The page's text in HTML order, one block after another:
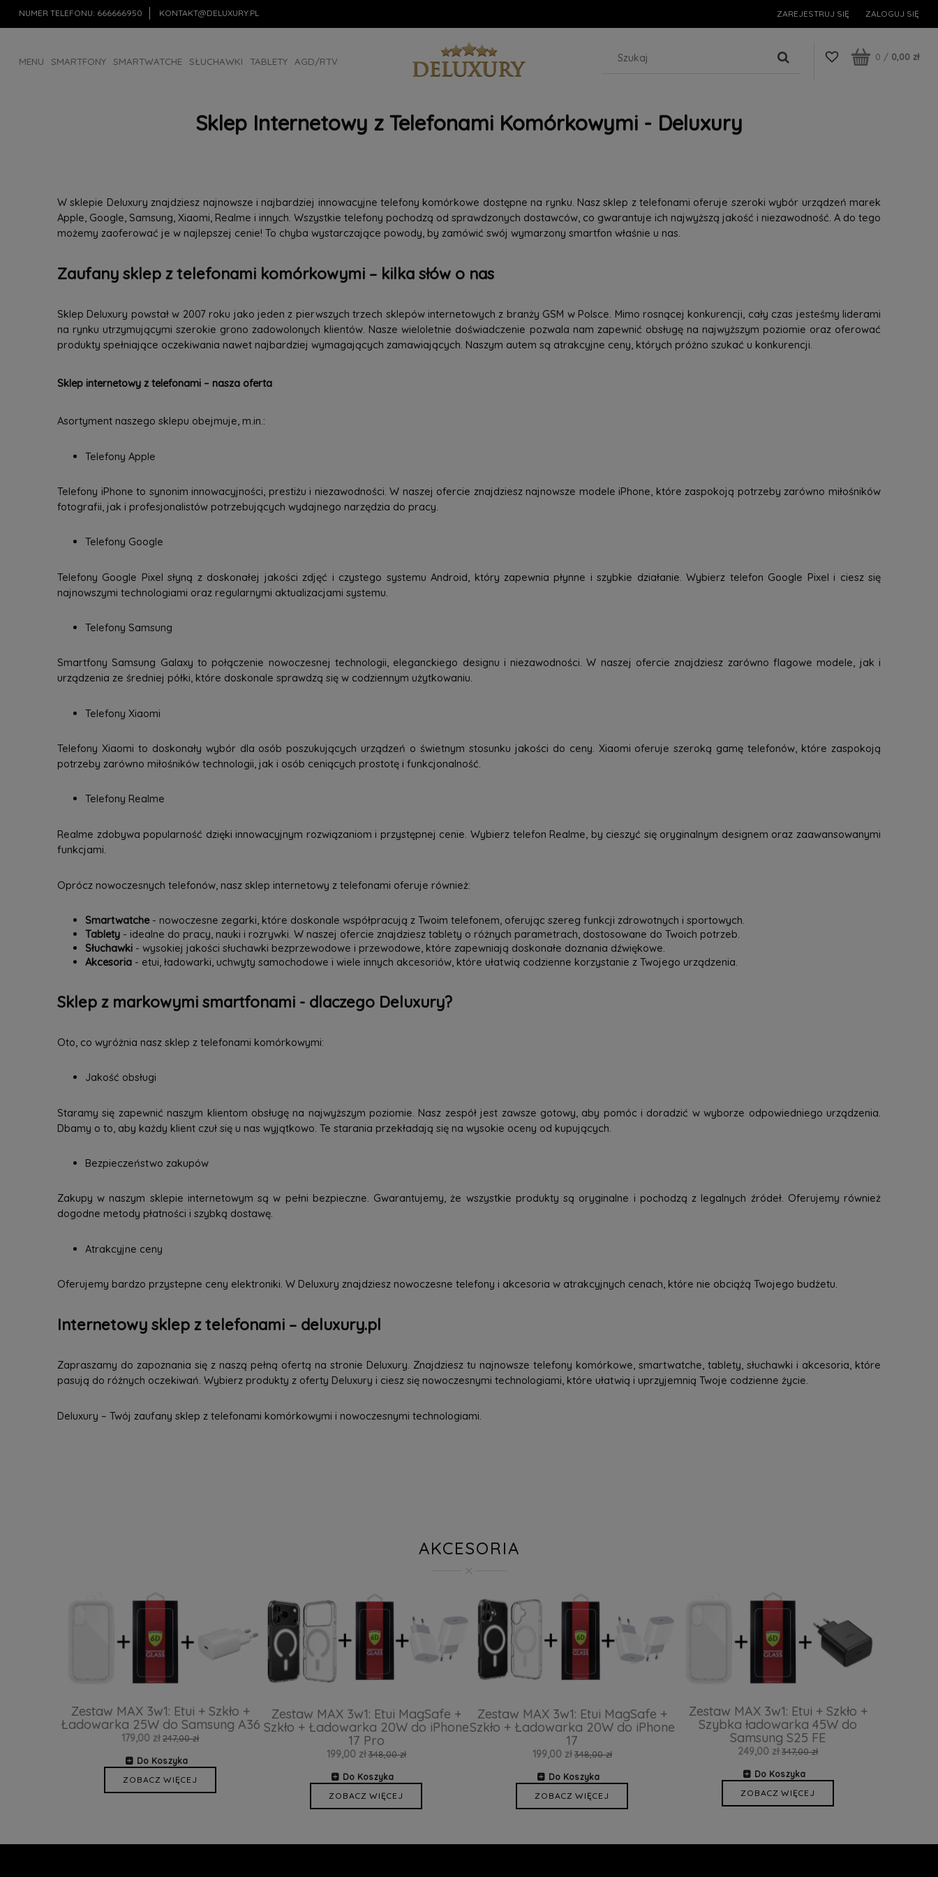
NUMER TELEFONU: 666666950 KONTAKT@DELUXURY.PL ZAREJESTRUJ SIĘ ZALOGUJ SIĘ
MENU SMARTFONY SMARTWATCHE SŁUCHAWKI TABLETY AGD/RTV 0 / 0,00 zł
Sklep Internetowy z Telefonami Komórkowymi - Deluxury
W sklepie Deluxury znajdziesz najnowsze i najbardziej innowacyjne telefony komórkowe dostępne na rynku. Nasz sklep z telefonami oferuje szeroki wybór urządzeń marek
Apple, Google, Samsung, Xiaomi, Realme i innych. Wszystkie telefony pochodzą od sprawdzonych dostawców, co gwarantuje ich najwyższą jakość i niezawodność. A do tego
możemy zaoferować je w najlepszej cenie! To chyba wystarczające powody, by zamówić swój wymarzony smartfon właśnie u nas.
Zaufany sklep z telefonami komórkowymi – kilka słów o nas
Sklep Deluxury powstał w 2007 roku jako jeden z pierwszych trzech sklepów internetowych z branży GSM w Polsce. Mimo rosnącej konkurencji, cały czas jesteśmy liderami
na rynku utrzymującymi szerokie grono zadowolonych klientów. Nasze wieloletnie doświadczenie pozwala nam zapewnić obsługę na najwyższym poziomie oraz oferować
produkty spełniające oczekiwania nawet najbardziej wymagających zamawiających. Naszym autem są atrakcyjne ceny, których próżno szukać u konkurencji.
Sklep internetowy z telefonami – nasza oferta
Asortyment naszego sklepu obejmuje, m.in.:
Telefony Apple
Telefony iPhone to synonim innowacyjności, prestiżu i niezawodności. W naszej ofercie znajdziesz najnowsze modele iPhone, które zaspokoją potrzeby zarówno miłośników
fotografii, jak i profesjonalistów potrzebujących wydajnego narzędzia do pracy.
Telefony Google
Telefony Google Pixel słyną z doskonałej jakości zdjęć i czystego systemu Android, który zapewnia płynne i szybkie działanie. Wybierz telefon Google Pixel i ciesz się
najnowszymi technologiami oraz regularnymi aktualizacjami systemu.
Telefony Samsung
Smartfony Samsung Galaxy to połączenie nowoczesnej technologii, eleganckiego designu i niezawodności. W naszej ofercie znajdziesz zarówno flagowe modele, jak i
urządzenia ze średniej półki, które doskonale sprawdzą się w codziennym użytkowaniu.
Telefony Xiaomi
Telefony Xiaomi to doskonały wybór dla osób poszukujących urządzeń o świetnym stosunku jakości do ceny. Xiaomi oferuje szeroką gamę telefonów, które zaspokoją
potrzeby zarówno miłośników technologii, jak i osób ceniących prostotę i funkcjonalność.
Telefony Realme
Realme zdobywa popularność dzięki innowacyjnym rozwiązaniom i przystępnej cenie. Wybierz telefon Realme, by cieszyć się oryginalnym designem oraz zaawansowanymi
funkcjami.
Oprócz nowoczesnych telefonów, nasz sklep internetowy z telefonami oferuje również:
Smartwatche- nowoczesne zegarki, które doskonale współpracują z Twoim telefonem, oferując szereg funkcji zdrowotnych i sportowych.
Tablety - idealne do pracy, nauki i rozrywki. W naszej ofercie znajdziesz tablety o różnych parametrach, dostosowane do Twoich potrzeb.
Słuchawki - wysokiej jakości słuchawki bezprzewodowe i przewodowe, które zapewniają doskonałe doznania dźwiękowe.
Akcesoria - etui, ładowarki, uchwyty samochodowe i wiele innych akcesoriów, które ułatwią codzienne korzystanie z Twojego urządzenia.
Sklep z markowymi smartfonami - dlaczego Deluxury?
Oto, co wyróżnia nasz sklep z telefonami komórkowymi:
Jakość obsługi
Staramy się zapewnić naszym klientom obsługę na najwyższym poziomie. Nasz zespół jest zawsze gotowy, aby pomóc i doradzić w wyborze odpowiedniego urządzenia.
Dbamy o to, aby każdy klient czuł się u nas wyjątkowo. Te starania przekładają się na wysokie oceny od kupujących.
Bezpieczeństwo zakupów
Zakupy w naszym sklepie internetowym są w pełni bezpieczne. Gwarantujemy, że wszystkie produkty są oryginalne i pochodzą z legalnych źródeł. Oferujemy również
dogodne metody płatności i szybką dostawę.
Atrakcyjne ceny
Oferujemy bardzo przystepne ceny elektroniki. W Deluxury znajdziesz nowoczesne telefony i akcesoria w atrakcyjnych cenach, które nie obciążą Twojego budżetu.
Internetowy sklep z telefonami – deluxury.pl
Zapraszamy do zapoznania się z naszą pełną ofertą na stronie Deluxury. Znajdziesz tu najnowsze telefony komórkowe, smartwatche, tablety, słuchawki i akcesoria, które
pasują do różnych oczekiwań. Wybierz produkty z oferty Deluxury i ciesz się nowoczesnymi technologiami, które ułatwią i uprzyjemnią Twoje codzienne życie.
Deluxury – Twój zaufany sklep z telefonami komórkowymi i nowoczesnymi technologiami.
AKCESORIA
Zestaw MAX 3w1: Etui + Szkło +
Ładowarka 25W do Samsung A36
179,00 zł 247,00 zł
Do Koszyka
ZOBACZ WIĘCEJ
Zestaw MAX 3w1: Etui MagSafe +
Szkło + Ładowarka 20W do iPhone
17 Pro
199,00 zł 348,00 zł
Do Koszyka
ZOBACZ WIĘCEJ
Zestaw MAX 3w1: Etui MagSafe +
Szkło + Ładowarka 20W do iPhone
17
199,00 zł 348,00 zł
Do Koszyka
ZOBACZ WIĘCEJ
Zestaw MAX 3w1: Etui + Szkło +
Szybka ładowarka 45W do
Samsung S25 FE
249,00 zł 347,00 zł
Do Koszyka
ZOBACZ WIĘCEJ